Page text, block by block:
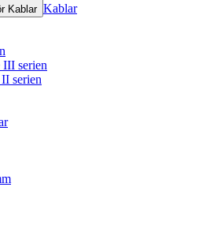
Kablar Kablar
III serien
serien